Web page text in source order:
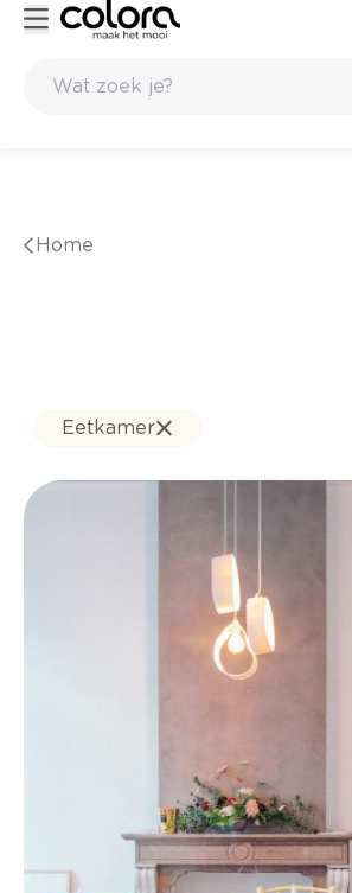
Home
Eetkamer
Inspiratie om jouw thuis te schilderen